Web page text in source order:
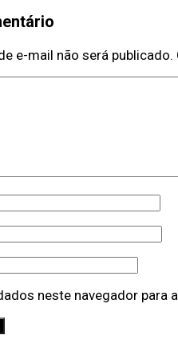
e-mail não será publicado.
neste navegador para